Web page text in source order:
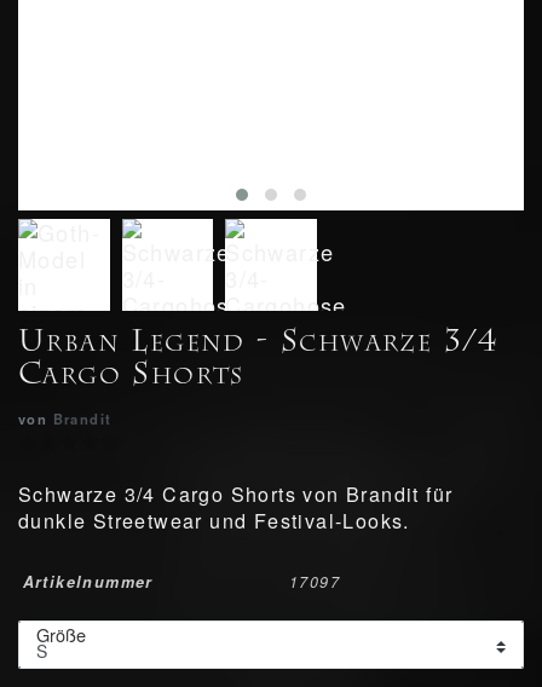
Urban Legend - Schwarze 3/4
Cargo Shorts
von Brandit
Schwarze 3/4 Cargo Shorts von Brandit für
dunkle Streetwear und Festival-Looks.
Artikelnummer 17097
Größe